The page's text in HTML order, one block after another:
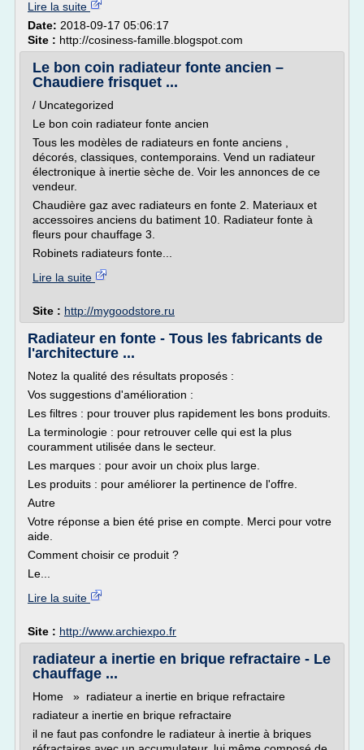
Lire la suite
Date: 2018-09-17 05:06:17
Site : http://cosiness-famille.blogspot.com
Le bon coin radiateur fonte ancien –
Chaudiere frisquet ...
/ Uncategorized
Le bon coin radiateur fonte ancien
Tous les modèles de radiateurs en fonte anciens ,
décorés, classiques, contemporains. Vend un radiateur
électronique à inertie sèche de. Voir les annonces de ce
vendeur.
Chaudière gaz avec radiateurs en fonte 2. Materiaux et
accessoires anciens du batiment 10. Radiateur fonte à
fleurs pour chauffage 3.
Robinets radiateurs fonte...
Lire la suite
Site : http://mygoodstore.ru
Radiateur en fonte - Tous les fabricants de
l'architecture ...
Notez la qualité des résultats proposés :
Vos suggestions d'amélioration :
Les filtres : pour trouver plus rapidement les bons produits.
La terminologie : pour retrouver celle qui est la plus
couramment utilisée dans le secteur.
Les marques : pour avoir un choix plus large.
Les produits : pour améliorer la pertinence de l'offre.
Autre
Votre réponse a bien été prise en compte. Merci pour votre
aide.
Comment choisir ce produit ?
Le...
Lire la suite
Site : http://www.archiexpo.fr
radiateur a inertie en brique refractaire - Le
chauffage ...
Home » radiateur a inertie en brique refractaire
radiateur a inertie en brique refractaire
il ne faut pas confondre le radiateur à inertie à briques